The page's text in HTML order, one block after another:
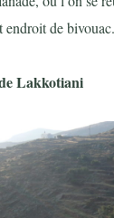
endroit de bivouac.
Lakkotiani